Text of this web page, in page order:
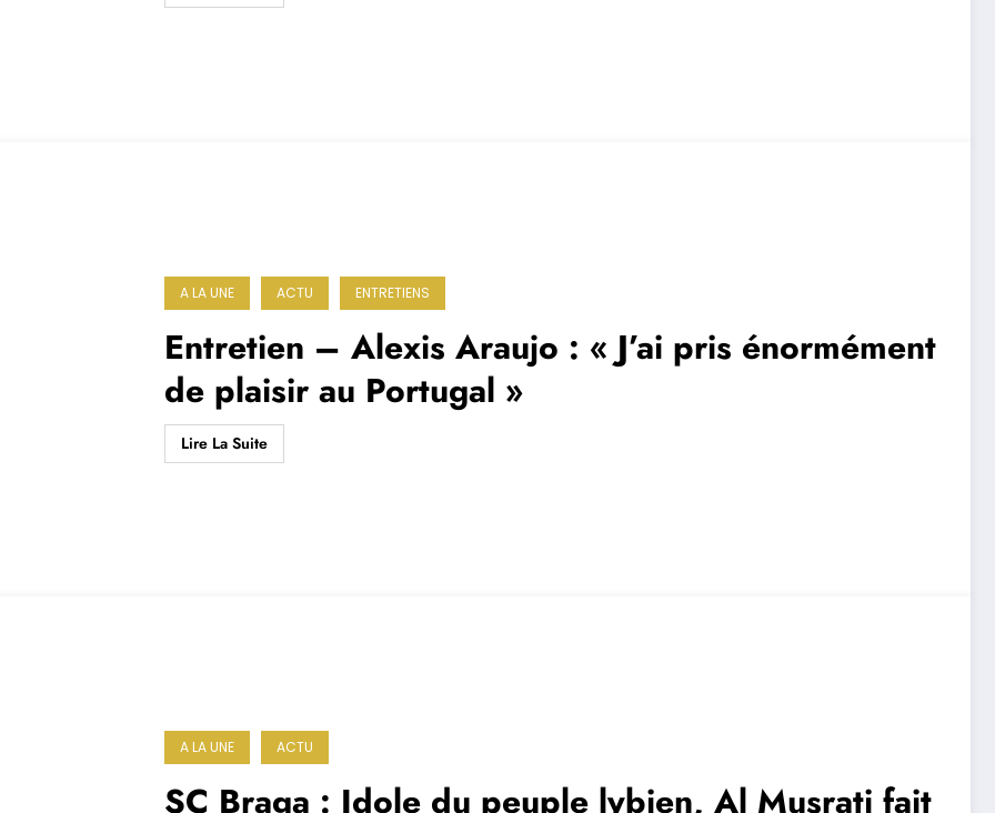
A LA UNE ACTU ENTRETIENS
Entretien – Alexis Araujo : « J’ai pris énormément
de plaisir au Portugal »
Lire La Suite
A LA UNE ACTU
SC Braga : Idole du peuple lybien, Al Musrati fait